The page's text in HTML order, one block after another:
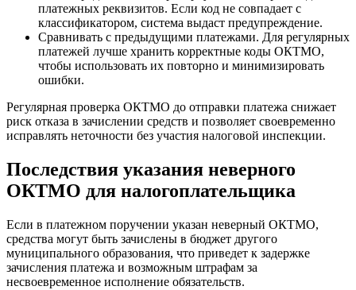
платежных реквизитов. Если код не совпадает с
классификатором, система выдаст предупреждение.
Сравнивать с предыдущими платежами. Для регулярных
платежей лучше хранить корректные коды ОКТМО,
чтобы использовать их повторно и минимизировать
ошибки.
Регулярная проверка ОКТМО до отправки платежа снижает
риск отказа в зачислении средств и позволяет своевременно
исправлять неточности без участия налоговой инспекции.
Последствия указания неверного
ОКТМО для налогоплательщика
Если в платежном поручении указан неверный ОКТМО,
средства могут быть зачислены в бюджет другого
муниципального образования, что приведет к задержке
зачисления платежа и возможным штрафам за
несвоевременное исполнение обязательств.